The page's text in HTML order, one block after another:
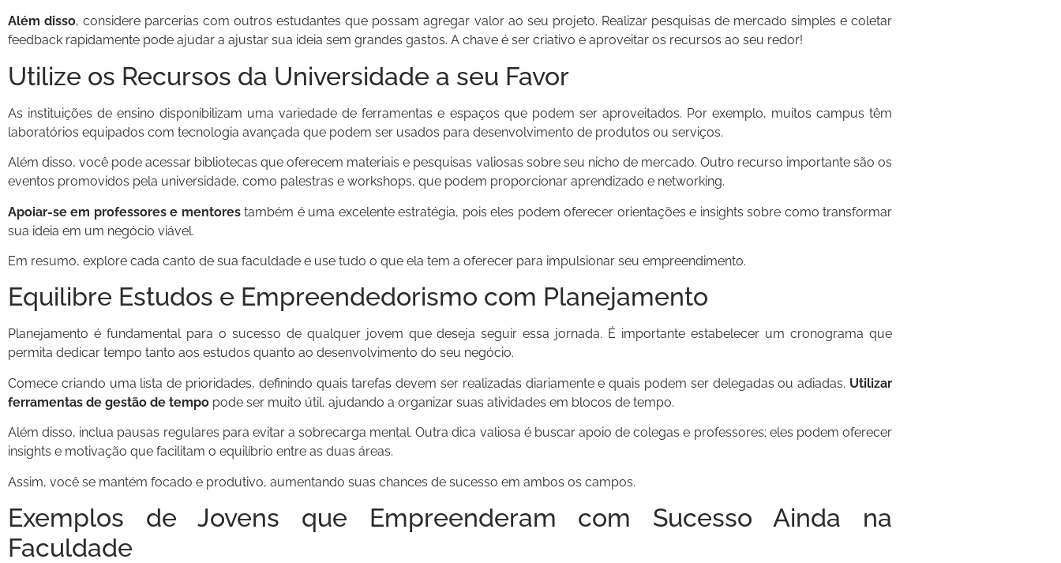
Além disso, considere parcerias com outros estudantes que possam agregar valor ao seu projeto. Realizar pesquisas de mercado simples e coletar
feedback rapidamente pode ajudar a ajustar sua ideia sem grandes gastos. A chave é ser criativo e aproveitar os recursos ao seu redor!
Utilize os Recursos da Universidade a seu Favor
As instituições de ensino disponibilizam uma variedade de ferramentas e espaços que podem ser aproveitados. Por exemplo, muitos campus têm
laboratórios equipados com tecnologia avançada que podem ser usados para desenvolvimento de produtos ou serviços.
Além disso, você pode acessar bibliotecas que oferecem materiais e pesquisas valiosas sobre seu nicho de mercado. Outro recurso importante são os
eventos promovidos pela universidade, como palestras e workshops, que podem proporcionar aprendizado e networking.
Apoiar-se em professores e mentorestambém é uma excelente estratégia, pois eles podem oferecer orientações e insights sobre como transformar
sua ideia em um negócio viável.
Em resumo, explore cada canto de sua faculdade e use tudo o que ela tem a oferecer para impulsionar seu empreendimento.
Equilibre Estudos e Empreendedorismo com Planejamento
Planejamento é fundamental para o sucesso de qualquer jovem que deseja seguir essa jornada. É importante estabelecer um cronograma que
permita dedicar tempo tanto aos estudos quanto ao desenvolvimento do seu negócio.
Comece criando uma lista de prioridades, definindo quais tarefas devem ser realizadas diariamente e quais podem ser delegadas ou adiadas. Utilizar
ferramentas de gestão de tempo pode ser muito útil, ajudando a organizar suas atividades em blocos de tempo.
Além disso, inclua pausas regulares para evitar a sobrecarga mental. Outra dica valiosa é buscar apoio de colegas e professores; eles podem oferecer
insights e motivação que facilitam o equilíbrio entre as duas áreas.
Assim, você se mantém focado e produtivo, aumentando suas chances de sucesso em ambos os campos.
Exemplos de Jovens que Empreenderam com Sucesso Ainda na
Faculdade